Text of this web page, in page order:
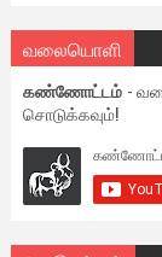
வலையொளி
கண்ணோட்டம் -
சொடுக்கவும்!